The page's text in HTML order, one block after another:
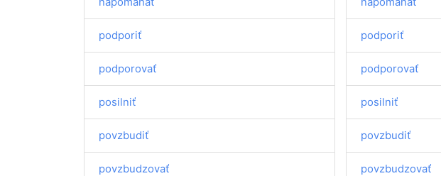
podporiť
podporovať
posilniť
povzbudiť
povzbudzovať
podporiť
podporovať
posilniť
povzbudiť
povzbudzovať